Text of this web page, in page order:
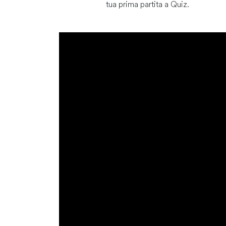
tua prima partita a Quiz.